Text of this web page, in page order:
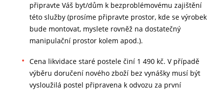
připravte Váš byt/dům k bezproblémovému zajištění
této služby (prosíme připravte prostor, kde se výrobek
bude montovat, myslete rovněž na dostatečný
manipulační prostor kolem apod.).
Cena likvidace staré postele činí 1 490 kč. V případě
výběru doručení nového zboží bez vynášky musí být
vysloužilá postel připravena k odvozu za první